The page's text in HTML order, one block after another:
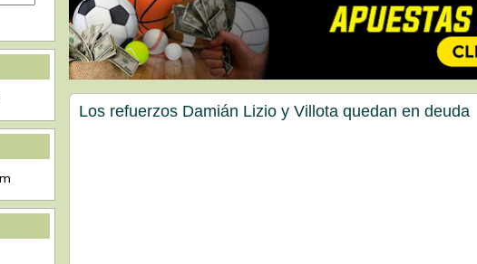
Los refuerzos Damián Lizio y Villota quedan en deuda